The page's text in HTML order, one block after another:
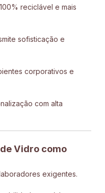
reciclável e mais
sofisticação e
corporativos e
com alta
Vidro como
exigentes.